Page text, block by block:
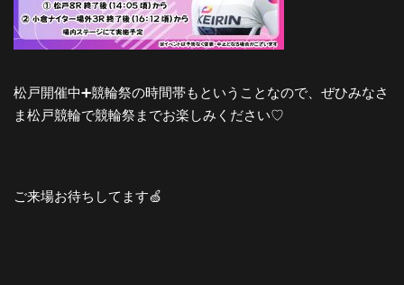
松戸開催中➕競輪祭の時間帯もということなので、ぜひみなさ
ま松戸競輪で競輪祭までお楽しみください♡
ご来場お待ちしてます🍏